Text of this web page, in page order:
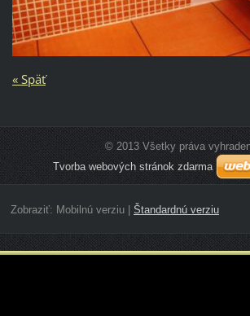
« Späť
© 2013 Všetky práva
Tvorba webových stránok zdarma
Zobraziť: Mobilnú verziu| Štandardnú verziu